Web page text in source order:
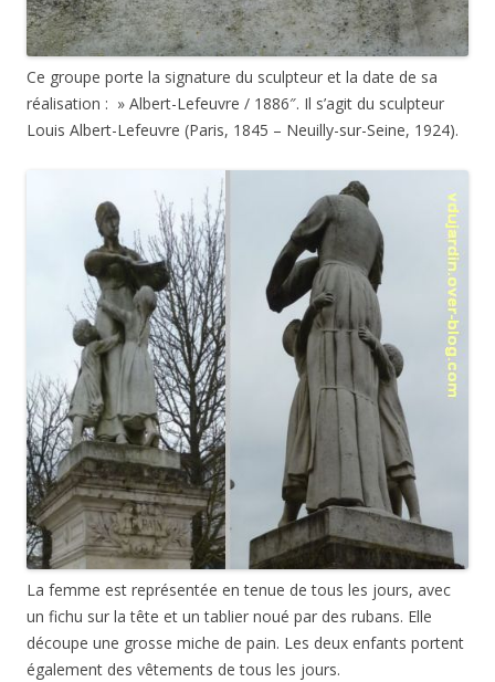
Ce groupe porte la signature du sculpteur et la date de sa
réalisation : » Albert-Lefeuvre / 1886″. Il s’agit du sculpteur
Louis Albert-Lefeuvre (Paris, 1845 – Neuilly-sur-Seine, 1924).
La femme est représentée en tenue de tous les jours, avec
un fichu sur la tête et un tablier noué par des rubans. Elle
découpe une grosse miche de pain. Les deux enfants portent
également des vêtements de tous les jours.